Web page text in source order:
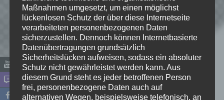
Name *
E-Mail-Adresse*
Website
Maßnahmen umgesetzt, um einen möglichst
lückenlosen Schutz der über diese Internetseite
verarbeiteten personenbezogenen Daten
sicherzustellen. Dennoch können Internetbasierte
Datenübertragungen grundsätzlich
Sicherheitslücken aufweisen, sodass ein absoluter
Schutz nicht gewährleistet werden kann. Aus
diesem Grund steht es jeder betroffenen Person
frei, personenbezogene Daten auch auf
alternativen Wegen, beispielsweise telefonisch, an